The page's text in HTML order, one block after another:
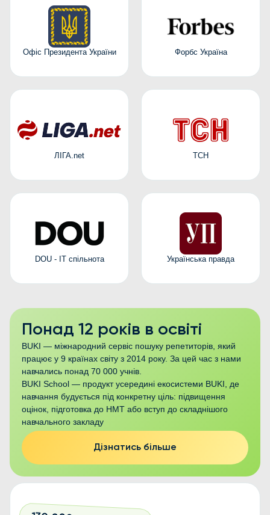
Офіс Президента України Форбс Україна
ЛІГА.net ТСН
DOU - IT спільнота Українська правда
Понад 12 років в освіті
BUKI — міжнародний сервіс пошуку репетиторів, який
працює у 9 країнах світу з 2014 року. За цей час з нами
навчались понад 70 000 учнів.
BUKI School — продукт усередині екосистеми BUKI, де
навчання будується під конкретну ціль: підвищення
оцінок, підготовка до НМТ або вступ до складнішого
навчального закладу
Дізнатись більше